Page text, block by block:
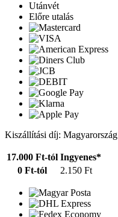
Utánvét
Előre utalás
Kiszállítási díj: Magyarország
17.000 Ft-tól Ingyenes*
0 Ft-tól
2.150 Ft